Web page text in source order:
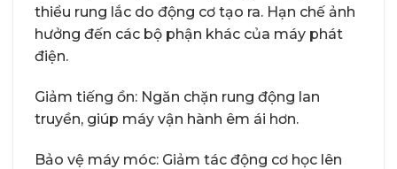
thiểu rung lắc do động cơ tạo ra. Hạn chế ảnh
hưởng đến các bộ phận khác của máy phát
điện.
Giảm tiếng ồn: Ngăn chặn rung động lan
truyền, giúp máy vận hành êm ái hơn.
Bảo vệ máy móc: Giảm tác động cơ học lên